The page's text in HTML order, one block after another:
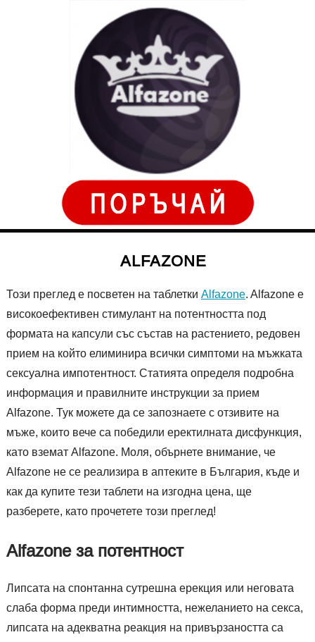
ALFAZONE
Този преглед е посветен на таблетки Alfazone. Alfazone е
високоефективен стимулант на потентността под
формата на капсули със състав на растението, редовен
прием на който елиминира всички симптоми на мъжката
сексуална импотентност. Статията определя подробна
информация и правилните инструкции за прием
Alfazone. Тук можете да се запознаете с отзивите на
мъже, които вече са победили еректилната дисфункция,
като вземат Alfazone. Моля, обърнете внимание, че
Alfazone не се реализира в аптеките в България, къде и
как да купите тези таблети на изгодна цена, ще
разберете, като прочетете този преглед!
Alfazone за потентност
Липсата на спонтанна сутрешна ерекция или неговата
слаба форма преди интимността, нежеланието на секса,
липсата на адекватна реакция на привързаността са